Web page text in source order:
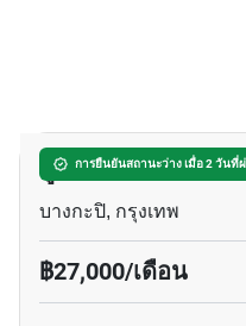
การยืนยันสถานะว่าง เมื่อ 2 วันที่
ดูเพล็กซ์ 1-ห้องนอน
บางกะปิ, กรุงเทพ
฿27,000/เดือน